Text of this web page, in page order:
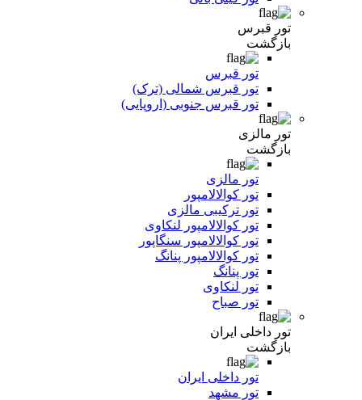
تور قبرس
بازگشت
تور قبرس
تور قبرس شمالی (ترک)
تور قبرس جنوبی (اروپایی)
تور مالزی
بازگشت
تور مالزی
تور کوالالامپور
تور ترکیبی مالزی
تور کوالالامپور لنکاوی
تور کوالالامپور سنگاپور
تور کوالالامپور پنانگ
تور پنانگ
تور لنکاوی
تور صباح
تور داخلی ایران
بازگشت
تور داخلی ایران
تور مشهد